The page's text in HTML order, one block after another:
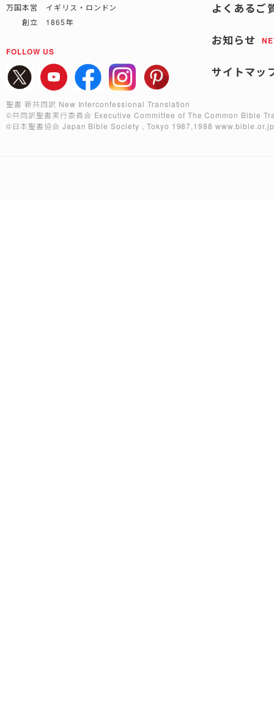
万国本営 イギリス・ロンドン
創立 1865年
FOLLOW US
よくあるご
お知らせ
サイトマッ
聖書 新共同訳 New Interconfessional Translation
©共同訳聖書実行委員会 Executive Committee of The Common Bible
©日本聖書協会 Japan Bible Society , Tokyo 1987,1988www.bible.or.jp